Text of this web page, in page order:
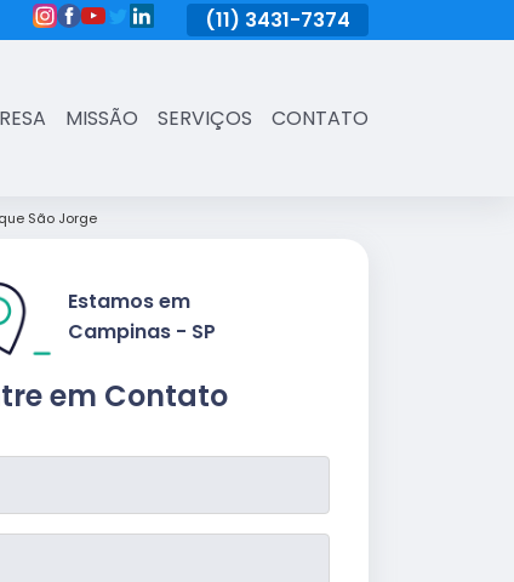
3431-7374 (11) 3431-7374
MISSÃO SERVIÇOS CONTATO
São Jorge
em Contato
Estamos em
Campinas - SP